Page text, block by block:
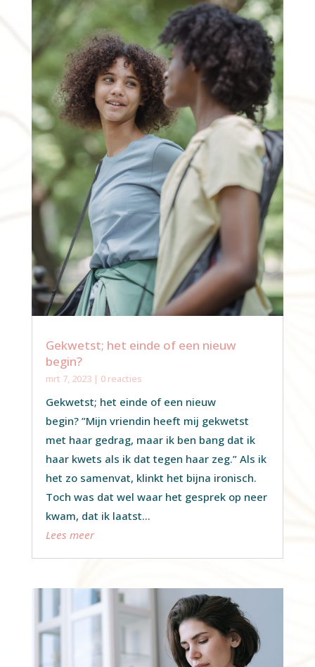
Gekwetst; het einde of een nieuw
begin?
mrt 7, 2023| 0 reacties
Gekwetst; het einde of een nieuw
begin? ”Mijn vriendin heeft mij gekwetst
met haar gedrag, maar ik ben bang dat ik
haar kwets als ik dat tegen haar zeg.” Als ik
het zo samenvat, klinkt het bijna ironisch.
Toch was dat wel waar het gesprek op neer
kwam, dat ik laatst...
Lees meer